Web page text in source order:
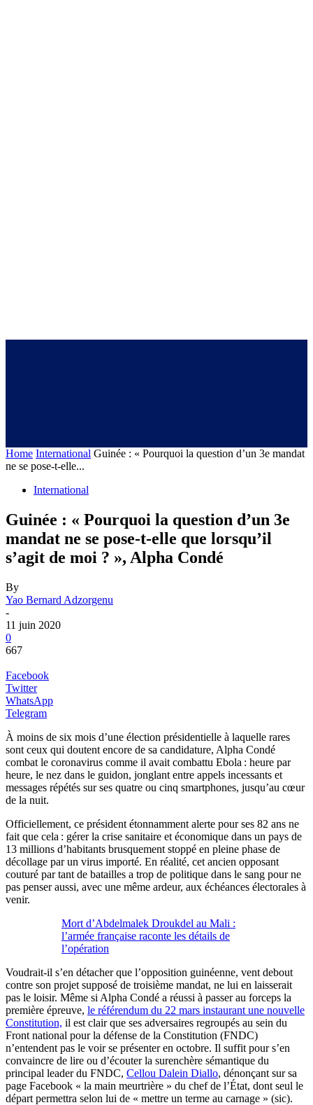
Home International Guinée : « Pourquoi la question d’un 3e mandat
ne se pose-t-elle...
International
Guinée : « Pourquoi la question d’un 3e
mandat ne se pose-t-elle que lorsqu’il
s’agit de moi ? », Alpha Condé
By
Yao Bernard Adzorgenu
-
11 juin 2020
0
667
Facebook
Twitter
WhatsApp
Telegram
À moins de six mois d’une élection présidentielle à laquelle rares
sont ceux qui doutent encore de sa candidature, Alpha Condé
combat le coronavirus comme il avait combattu Ebola : heure par
heure, le nez dans le guidon, jonglant entre appels incessants et
messages répétés sur ses quatre ou cinq smartphones, jusqu’au cœur
de la nuit.
Officiellement, ce président étonnamment alerte pour ses 82 ans ne
fait que cela : gérer la crise sanitaire et économique dans un pays de
13 millions d’habitants brusquement stoppé en pleine phase de
décollage par un virus importé. En réalité, cet ancien opposant
couturé par tant de batailles a trop de politique dans le sang pour ne
pas penser aussi, avec une même ardeur, aux échéances électorales à
venir.
Mort d’Abdelmalek Droukdel au Mali :
l’armée française raconte les détails de
l’opération
Voudrait-il s’en détacher que l’opposition guinéenne, vent debout
contre son projet supposé de troisième mandat, ne lui en laisserait
pas le loisir. Même si Alpha Condé a réussi à passer au forceps la
première épreuve, le référendum du 22 mars instaurant une nouvelle
Constitution, il est clair que ses adversaires regroupés au sein du
Front national pour la défense de la Constitution (FNDC)
n’entendent pas le voir se présenter en octobre. Il suffit pour s’en
convaincre de lire ou d’écouter la surenchère sémantique du
principal leader du FNDC, Cellou Dalein Diallo, dénonçant sur sa
page Facebook « la main meurtrière » du chef de l’État, dont seul le
départ permettra selon lui de « mettre un terme au carnage » (sic).